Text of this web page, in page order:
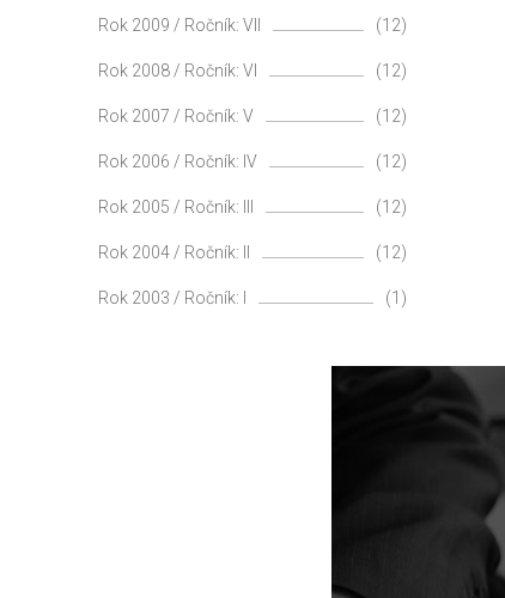
Rok 2009 / Ročník: VII (12)
Rok 2008 / Ročník: VI (12)
Rok 2007 / Ročník: V (12)
Rok 2006 / Ročník: IV (12)
Rok 2005 / Ročník: III (12)
Rok 2004 / Ročník: II (12)
Rok 2003 / Ročník: I (1)